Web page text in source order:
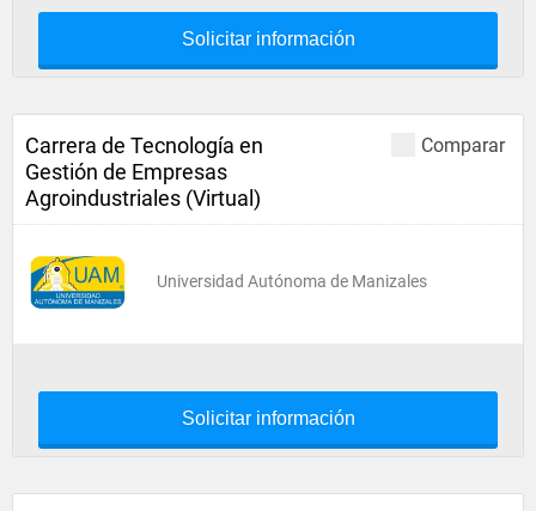
Solicitar información
Comparar
Carrera de Tecnología en
Gestión de Empresas
Agroindustriales (Virtual)
Universidad Autónoma de Manizales
Solicitar información